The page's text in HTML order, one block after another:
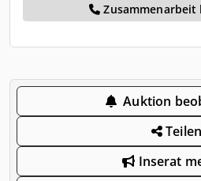
Zusammenarbeit
Auktion
Teilen
Inserat